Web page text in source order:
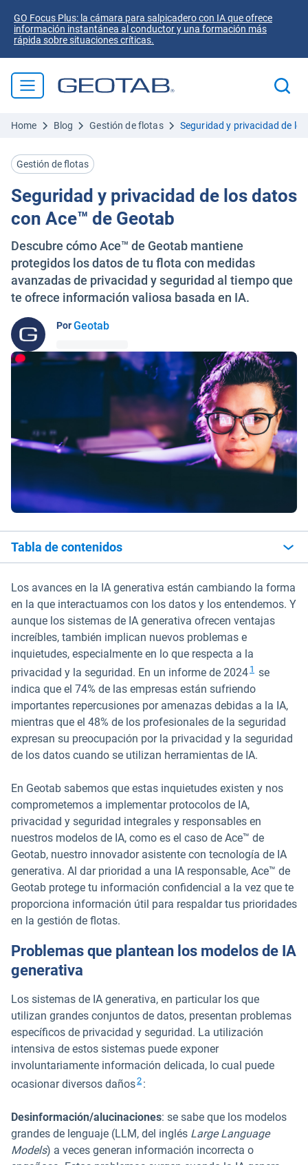
GO Focus Plus: la cámara para salpicadero con IA que ofrece
información instantánea al conductor y una formación más
rápida sobre situaciones críticas.
Home Blog Gestión de flotas Seguridad y privacidad de
Gestión de flotas
Seguridad y privacidad de los datos
con Ace™ de Geotab
Descubre cómo Ace™ de Geotab mantiene
protegidos los datos de tu flota con medidas
avanzadas de privacidad y seguridad al tiempo que
te ofrece información valiosa basada en IA.
PorGeotab
Tabla de contenidos
Los avances en la IA generativa están cambiando la forma
en la que interactuamos con los datos y los entendemos. Y
aunque los sistemas de IA generativa ofrecen ventajas
increíbles, también implican nuevos problemas e
inquietudes, especialmente en lo que respecta a la
privacidad y la seguridad. En un informe de 2024 1Abrir en
se
indica que el 74% de las empresas están sufriendo
importantes repercusiones por amenazas debidas a la IA,
mientras que el 48% de los profesionales de la seguridad
expresan su preocupación por la privacidad y la seguridad
de los datos cuando se utilizan herramientas de IA.
En Geotab sabemos que estas inquietudes existen y nos
comprometemos a implementar protocolos de IA,
privacidad y seguridad integrales y responsables en
nuestros modelos de IA, como es el caso de Ace™ de
Geotab, nuestro innovador asistente con tecnología de IA
generativa. Al dar prioridad a una IA responsable, Ace™ de
Geotab protege tu información confidencial a la vez que te
proporciona información útil para respaldar tus prioridades
en la gestión de flotas.
Problemas que plantean los modelos de IA
generativa
Los sistemas de IA generativa, en particular los que
utilizan grandes conjuntos de datos, presentan problemas
específicos de privacidad y seguridad. La utilización
intensiva de estos sistemas puede exponer
involuntariamente información delicada, lo cual puede
ocasionar diversos daños2Abrir en una nueva ventana
:
Desinformación/alucinaciones: se sabe que los modelos
grandes de lenguaje (LLM, del inglés Large Language
Models) a veces generan información incorrecta o